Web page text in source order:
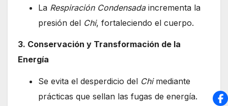
La Respiración Condensadaincrementa la
presión del Chi, fortaleciendo el cuerpo.
3. Conservación y Transformación de la
Energía
Se evita el desperdicio del Chimediante
prácticas que sellan las fugas de energía.